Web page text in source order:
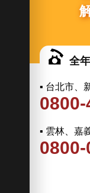
全
▪ 台北市、
▪ 雲林、嘉